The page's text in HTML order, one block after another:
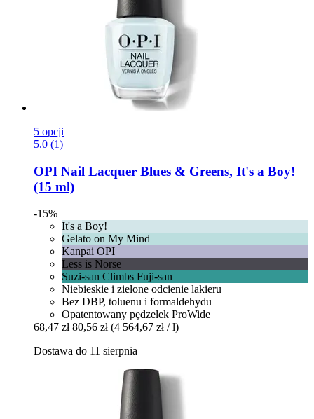
5 opcji
5.0 (1)
OPI Nail Lacquer Blues & Greens, It's a Boy!
(15 ml)
-15%
It's a Boy!
Gelato on My Mind
Kanpai OPI
Less is Norse
Suzi-san Climbs Fuji-san
Niebieskie i zielone odcienie lakieru
Bez DBP, toluenu i formaldehydu
Opatentowany pędzelek ProWide
68,47 zł 80,56 zł (4 564,67 zł / l)
Dostawa do 11 sierpnia